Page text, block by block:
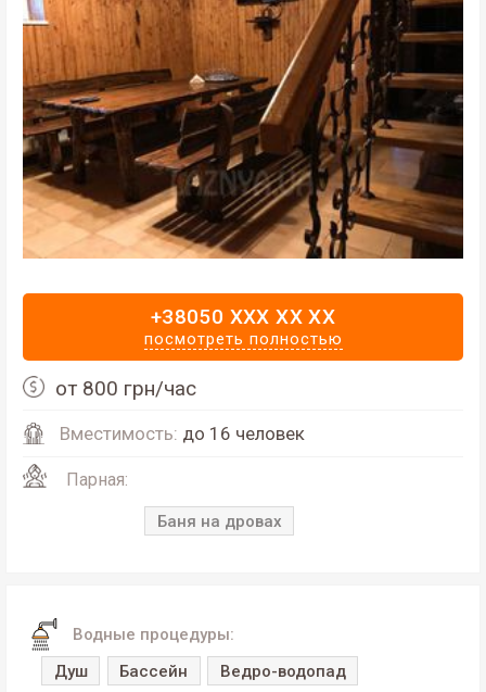
+38050 XXX XX XX
посмотреть полностью
от 800 грн/час
Вместимость: до 16 человек
Парная:
Баня на дровах
Водные процедуры:
Душ
Бассейн Ведро-водопад